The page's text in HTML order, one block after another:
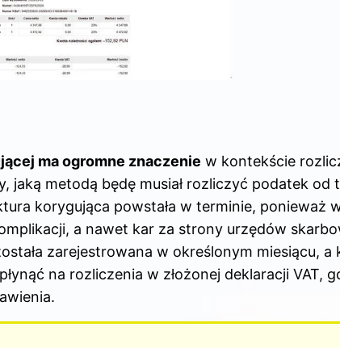
ma ogromne znaczenie w kontekście
jaką metodą będę musiał rozliczyć podatek od
korygująca powstała w terminie, ponieważ
a nawet kar za strony urzędów
zarejestrowana w określonym miesiącu, a
na rozliczenia w złożonej deklaracji VAT,